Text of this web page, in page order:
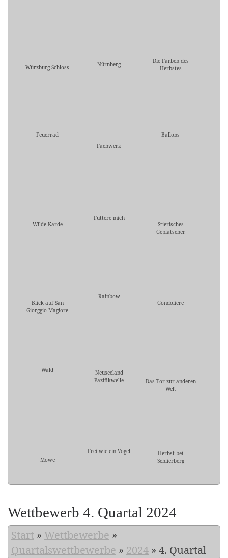
Würzburg Schloss Nürnberg
Die Farben des
Herbstes
Feuerrad
Fachwerk
Ballons
Wilde Karde
Füttere mich
Stierisches
Geplätscher
Blick auf San
Giorggio Magiore
Rainbow
Gondoliere
Wald
Neuseeland
Pazifikwelle
Das Tor zur anderen
Welt
Möwe
Frei wie ein Vogel
Herbst bei
Schlierberg
Wettbewerb 4. Quartal 2024
Start » Wettbewerbe »
Quartalswettbewerbe » 2024 » 4. Quartal